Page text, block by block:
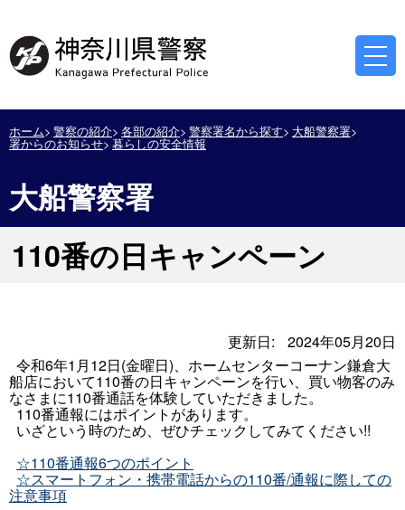
ホーム 警察の紹介 各部の紹介 警察署名から探す 大船警察署
署からのお知らせ 暮らしの安全情報
大船警察署
110番の日キャンペーン
更新日:
2024年05月20日
令和6年1月12日(金曜日)、ホームセンターコーナン鎌倉大
船店において110番の日キャンペーンを行い、買い物客のみ
なさまに110番通話を体験していただきました。
110番通報にはポイントがあります。
いざという時のため、ぜひチェックしてみてください!!
☆110番通報6つのポイント
☆スマートフォン・携帯電話からの110番/通報に際しての
注意事項